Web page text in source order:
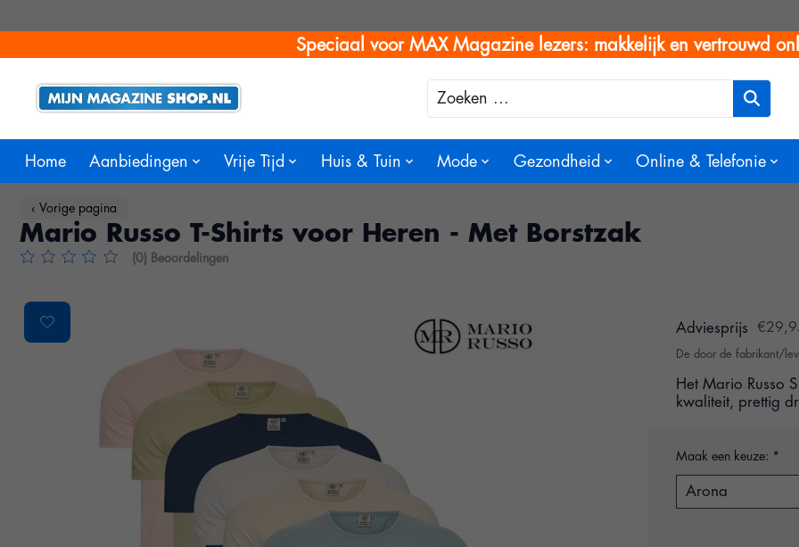
Speciaal voor MAX Magazine lezers: makkelijk en vertrouwd
Zoeken
Home Aanbiedingen Vrije Tijd Huis & Tuin Mode Gezondheid Online & Telefonie
‹ Vorige pagina
Mario Russo T-Shirts voor Heren - Met Borstzak
De beoordeling van dit product is0van de 5
(0) Beoordelingen
Product image slideshow Items
Adviesprijs
De door de fabrikant/
Het Mario Russo
kwaliteit, prettig
Maak een keuze: *